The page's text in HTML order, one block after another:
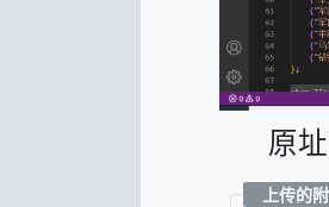
原址
上传的附